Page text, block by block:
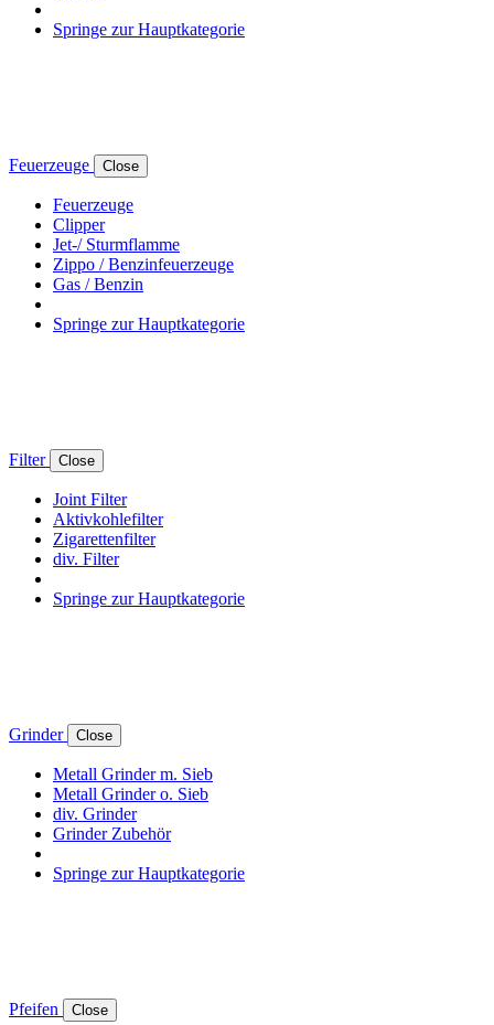
Springe zur Hauptkategorie
Feuerzeuge Close
Feuerzeuge
Clipper
Jet-/ Sturmflamme
Zippo / Benzinfeuerzeuge
Gas / Benzin
Springe zur Hauptkategorie
Filter Close
Joint Filter
Aktivkohlefilter
Zigarettenfilter
div. Filter
Springe zur Hauptkategorie
Grinder Close
Metall Grinder m. Sieb
Metall Grinder o. Sieb
div. Grinder
Grinder Zubehör
Springe zur Hauptkategorie
Pfeifen Close